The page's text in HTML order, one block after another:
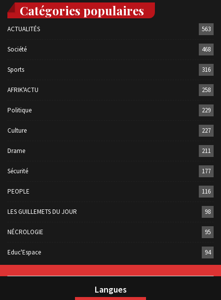
Catégories populaires
ACTUALITÉS 563
Société 468
Sports 316
AFRIK'ACTU 258
Politique 229
Culture 227
Drame 211
Sécurité 177
PEOPLE 116
LES GUILLEMETS DU JOUR 98
NÉCROLOGIE 95
Educ'Espace 94
Langues